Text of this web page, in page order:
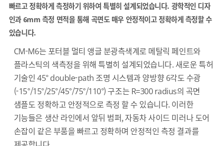
빠르고 정확하게 측정하기 위하여 특별히 설계되었습니다. 광학적인 디자
인과 6mm 측정 면적을 통해 곡면도 매우 안정적이고 정확하게 측정할 수
있습니다.
CM-M6는 포터블 멀티 앵글 분광측색계로 메탈릭 페인트와
플라스틱의 색측정을 위해 특별히 설계되었습니다. 새로운 특허
기술인 45° double-path 조명 시스템과 양방향 6각도 수광
(-15°/15°/25°/45°/75°/110°) 구조는 R=300 radius의 곡면
샘플도 정확하고 안정적으로 측정 할 수 있습니다. 이러한
기능들은 생산 라인에서 앞뒤 범퍼, 자동차 사이드 미러나 도어
손잡이 같은 부품을 빠르고 정확하며 안정적인 측정 결과를